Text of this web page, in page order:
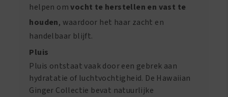
helpen omvocht te herstellen en vast te
houden, waardoor het haar zacht en
handelbaar blijft.
Pluis
Pluis ontstaat vaak door een gebrek aan
hydratatie of luchtvochtigheid. De Hawaiian
Ginger Collectie bevat natuurlijke